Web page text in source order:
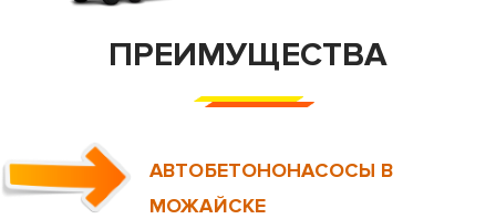
ПРЕИМУЩЕСТВА
АВТОБЕТОНОНАСОСЫ В
МОЖАЙСКЕ